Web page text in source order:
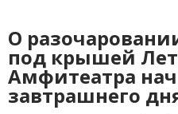
О
под крышей
Амфитеатра
завтрашнего